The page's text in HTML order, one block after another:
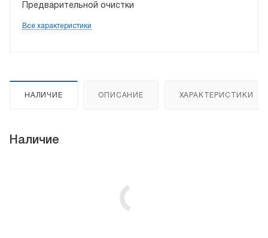
Предварительной очистки
Все характеристики
НАЛИЧИЕ ОПИСАНИЕ ХАРАКТЕРИСТИКИ
Наличие